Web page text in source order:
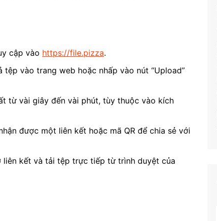
cập vào https://file.pizza.
tệp vào trang web hoặc nhấp vào nút “Upload”
từ vài giây đến vài phút, tùy thuộc vào kích
được một liên kết hoặc mã QR để chia sẻ với
liên kết và tải tệp trực tiếp từ trình duyệt của